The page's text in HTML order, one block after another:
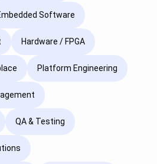
Software
Hardware / FPGA
Platform Engineering
QA & Testing